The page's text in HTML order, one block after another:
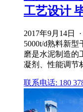
工艺设计
2017年9月14日
5000t/d熟料新
磨是水泥制造的
凝剂、性能调节
联系电话: 180